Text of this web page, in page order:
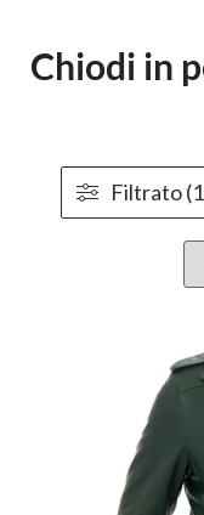
Chiodi in
Filtrato